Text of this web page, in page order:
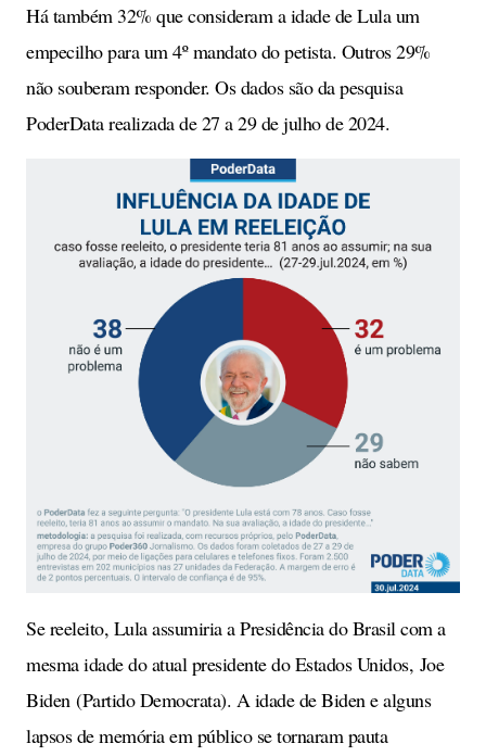
Há também 32% que consideram a idade de Lula um
empecilho para um 4º mandato do petista. Outros 29%
não souberam responder. Os dados são da pesquisa
PoderData realizada de 27 a 29 de julho de 2024.
Se reeleito, Lula assumiria a Presidência do Brasil com a
mesma idade do atual presidente do Estados Unidos, Joe
Biden (Partido Democrata). A idade de Biden e alguns
lapsos de memória em público se tornaram pauta